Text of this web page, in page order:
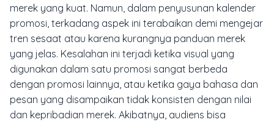
merek yang kuat. Namun, dalam penyusunan kalender
promosi, terkadang aspek ini terabaikan demi mengejar
tren sesaat atau karena kurangnya panduan merek
yang jelas. Kesalahan ini terjadi ketika visual yang
digunakan dalam satu promosi sangat berbeda
dengan promosi lainnya, atau ketika gaya bahasa dan
pesan yang disampaikan tidak konsisten dengan nilai
dan kepribadian merek. Akibatnya, audiens bisa